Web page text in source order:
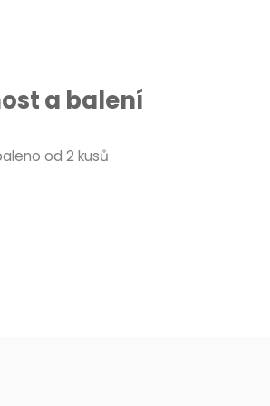
a balení
od 2 kusů